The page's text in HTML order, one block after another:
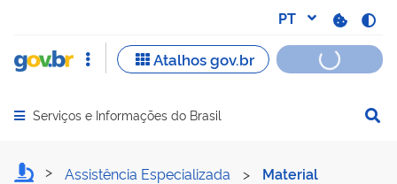
Abrir menu principal de navegação
Serviços e Informações do Brasil
SolicitarAssistência Especializada > Material